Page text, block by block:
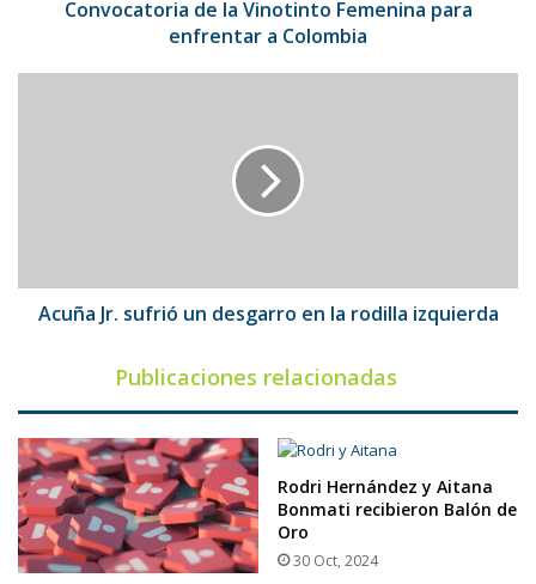
Convocatoria de la Vinotinto Femenina para
enfrentar a Colombia
izquierda
Acuña Jr. sufrió un desgarro en la rodilla izquierda
Publicaciones relacionadas
Rodri Hernández y Aitana
Bonmati recibieron Balón de
Oro
30 Oct, 2024